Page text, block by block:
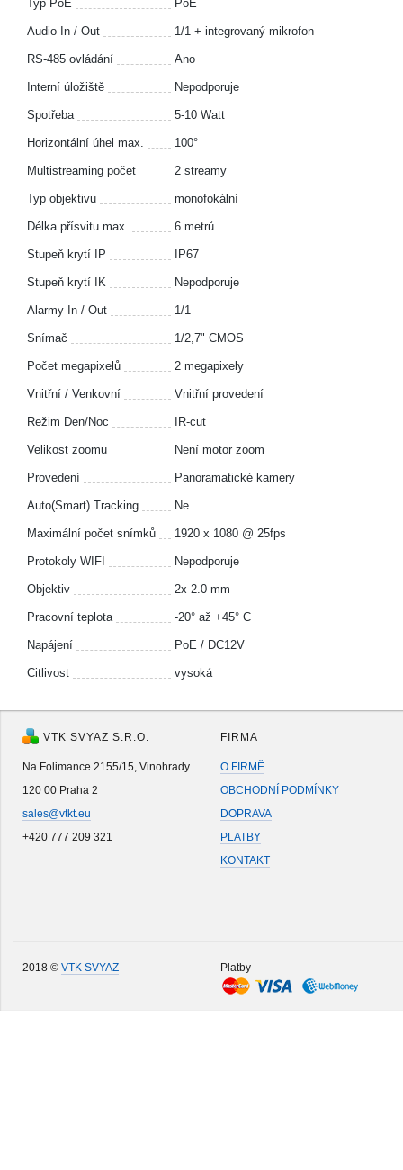
Typ PoE PoE
Audio In / Out 1/1 + integrovaný mikrofon
RS-485 ovládání Ano
Interní úložiště Nepodporuje
Spotřeba 5-10 Watt
Horizontální úhel max. 100°
Multistreaming počet 2 streamy
Typ objektivu monofokální
Délka přísvitu max. 6 metrů
Stupeň krytí IP IP67
Stupeň krytí IK Nepodporuje
Alarmy In / Out 1/1
Snímač 1/2,7" CMOS
Počet megapixelů 2 megapixely
Vnitřní / Venkovní Vnitřní provedení
Režim Den/Noc IR-cut
Velikost zoomu Není motor zoom
Provedení Panoramatické kamery
Auto(Smart) Tracking Ne
Maximální počet snímků 1920 x 1080 @ 25fps
Protokoly WIFI Nepodporuje
Objektiv 2x 2.0 mm
Pracovní teplota -20° až +45° C
Napájení PoE / DC12V
Citlivost vysoká
VTK SVYAZ S.R.O.
Na Folimance 2155/15, Vinohrady
120 00 Praha 2
sales@vtkt.eu
+420 777 209 321
FIRMA
O FIRMĚ
OBCHODNÍ PODMÍNKY
DOPRAVA
PLATBY
KONTAKT
2018 © VTK SVYAZ Platby